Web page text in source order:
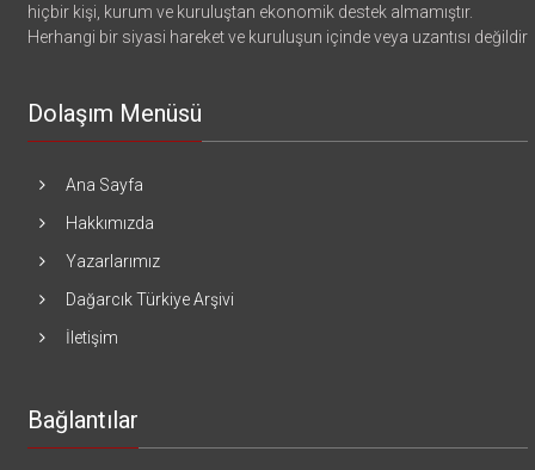
hiçbir kişi, kurum ve kuruluştan ekonomik destek almamıştır.
Herhangi bir siyasi hareket ve kuruluşun içinde veya uzantısı değildir
Dolaşım Menüsü
Ana Sayfa
Hakkımızda
Yazarlarımız
Dağarcık Türkiye Arşivi
İletişim
Bağlantılar